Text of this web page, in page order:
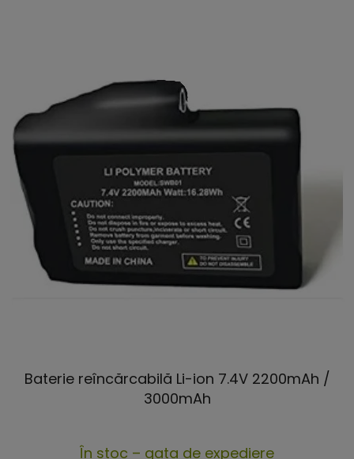
Baterie reîncărcabilă Li-ion 7.4V 2200mAh /
3000mAh
În stoc – gata de expediere